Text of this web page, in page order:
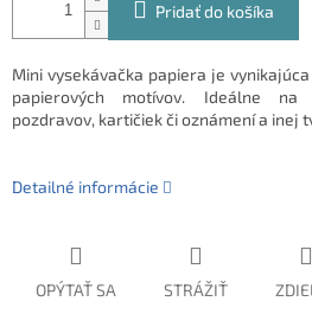
Pridať do košíka
Mini vysekávačka papiera je
papierových motívov. Ideálne na
pozdravov, kartičiek či oznámení a inej
Detailné informácie
OPÝTAŤ SA STRÁŽIŤ